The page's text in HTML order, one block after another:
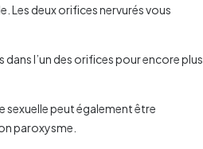
Les deux orifices nervurés vous
l’un des orifices pour encore plus
sexuelle peut également être
paroxysme.